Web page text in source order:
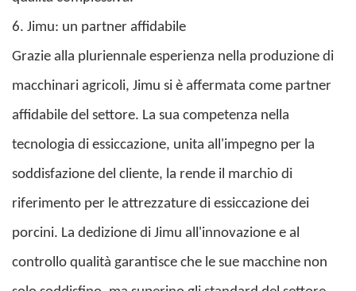
6. Jimu: un partner affidabile
Grazie alla pluriennale esperienza nella produzione di
macchinari agricoli, Jimu si è affermata come partner
affidabile del settore. La sua competenza nella
tecnologia di essiccazione, unita all'impegno per la
soddisfazione del cliente, la rende il marchio di
riferimento per le attrezzature di essiccazione dei
porcini. La dedizione di Jimu all'innovazione e al
controllo qualità garantisce che le sue macchine non